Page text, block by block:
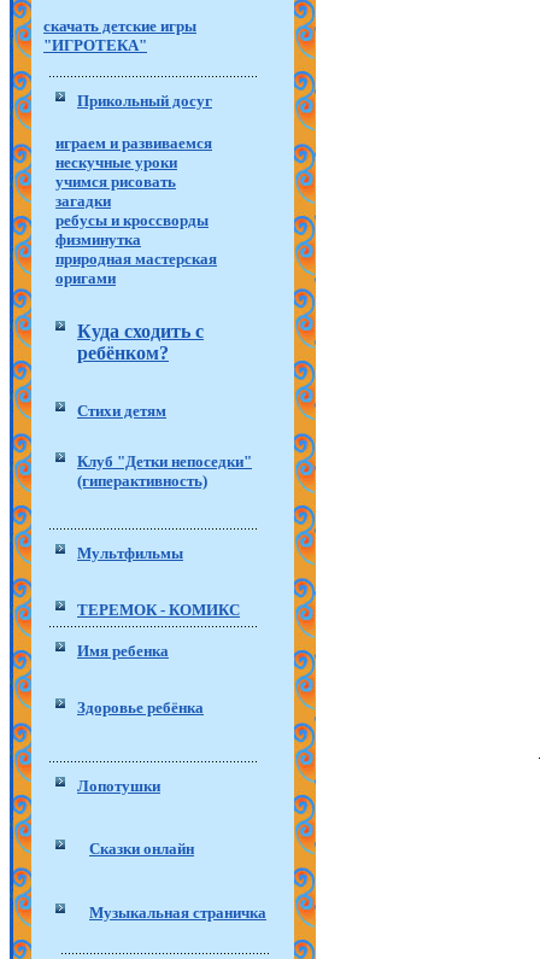
скачать детские игры
"ИГРОТЕКА"
Прикольный досуг
играем и развиваемся
нескучные уроки
учимся рисовать
загадки
ребусы и кроссворды
физминутка
природная мастерская
оригами
Куда сходить с
ребёнком?
Стихи детям
Клуб "Детки непоседки"
(гиперактивность)
Мультфильмы
ТЕРЕМОК - КОМИКС
Имя ребенка
Здоровье ребёнка
Лопотушки
Сказки онлайн
Музыкальная страничка